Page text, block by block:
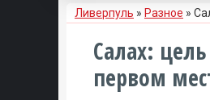
Ливерпуль » Разное »
Салах:
первом